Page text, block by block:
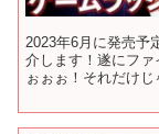
2023年6月に発売予
介します！遂にフ
ぉぉぉ！それだけ